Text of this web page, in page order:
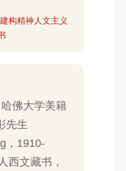
构精神人文主义
佛大学美籍
先生
，1910-
西文藏书，